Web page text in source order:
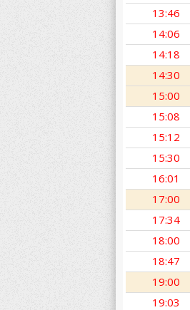
13:46
14:06
14:18
14:30
15:00
15:08
15:12
15:30
16:01
17:00
17:34
18:00
18:47
19:00
19:03